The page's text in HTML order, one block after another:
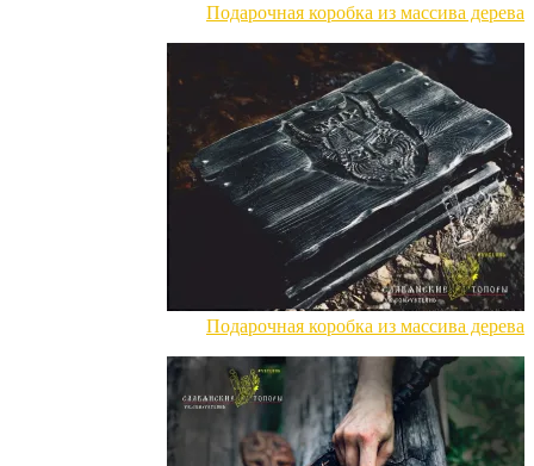
Подарочная коробка из массива дерева
Подарочная коробка из массива дерева